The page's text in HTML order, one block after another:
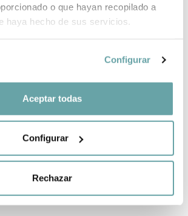
o que hayan recopilado a
haya hecho de sus servicios.
Configurar
Aceptar todas
Configurar
Rechazar
ALSO VIEWED